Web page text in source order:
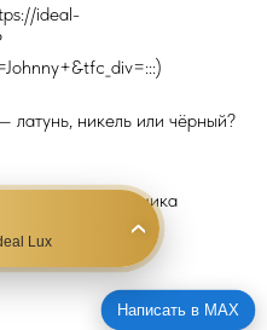
ideal-
латунь, никель или чёрный?
#эргономика
Lux
›
Написать в MAX